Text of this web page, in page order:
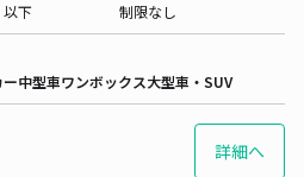
下
制限なし
中型車ワンボックス大型車・SUV
詳細へ